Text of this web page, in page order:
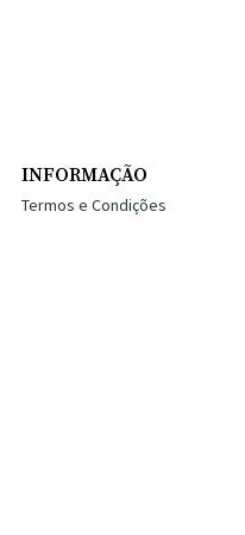
INFORMAÇÃO
Termos e Condições